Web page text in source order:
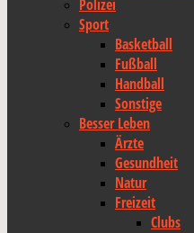
Polizei
Sport
Basketball
Fußball
Handball
Sonstige
Besser Leben
Ärzte
Gesundheit
Natur
Freizeit
Clubs